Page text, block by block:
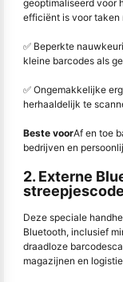
geoptimaliseerd voor
efficiënt is voor taken
✅ Beperkte
kleine barcodes als
✅ Ongemakkelijke
herhaaldelijk te
Beste voorAf en toe
bedrijven en
2. Externe
Deze speciale
Bluetooth, inclusief
draadloze
magazijnen en